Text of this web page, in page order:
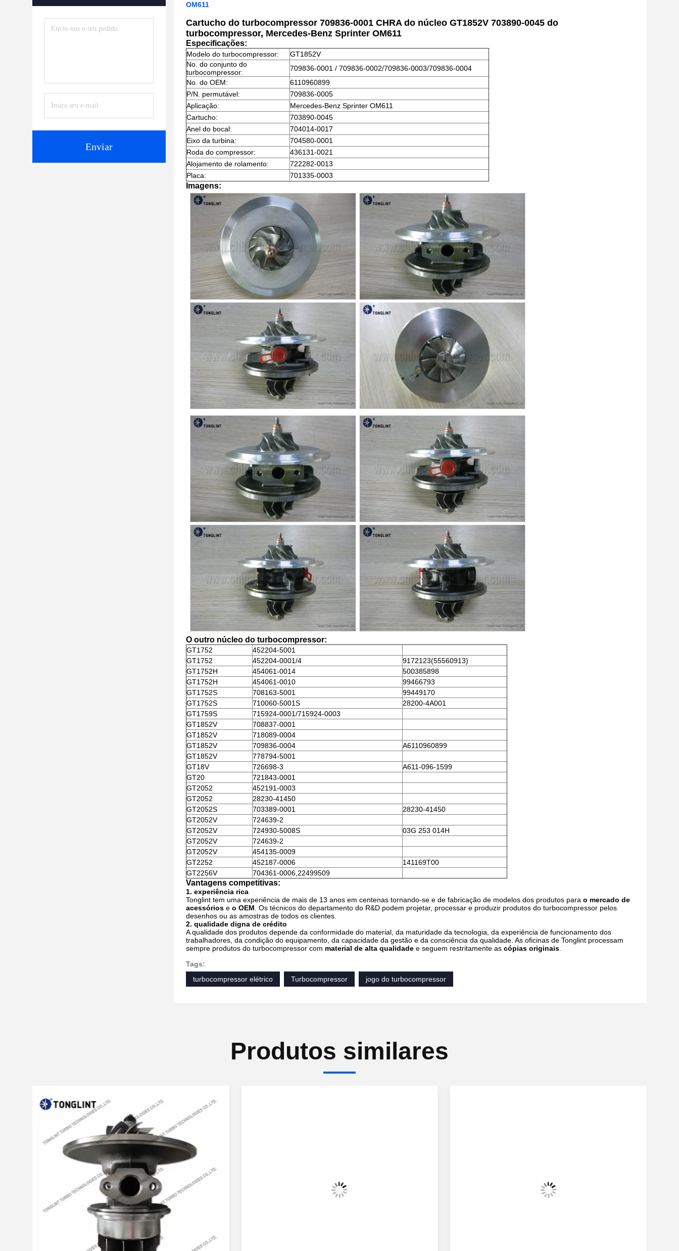
Enviar
OM611
Cartucho do turbocompressor 709836-0001 CHRA do núcleo GT1852V 703890-0045 do
turbocompressor, Mercedes-Benz Sprinter OM611
Especificações:
Modelo do turbocompressor:
GT1852V
No. do conjunto do
turbocompressor:
709836-0001 / 709836-0002/709836-0003/709836-0004
No. do OEM:
6110960899
P/N. permutável:
709836-0005
Aplicação:
Mercedes-Benz Sprinter OM611
Cartucho:
703890-0045
Anel do bocal:
704014-0017
Eixo da turbina:
704580-0001
Roda do compressor:
436131-0021
Alojamento de rolamento:
722282-0013
Placa:
701335-0003
Imagens:
O outro núcleo do turbocompressor:
GT1752
452204-5001
GT1752
452204-0001/4
9172123(55560913)
GT1752H
454061-0014
500385898
GT1752H
454061-0010
99466793
GT1752S
708163-5001
99449170
GT1752S
710060-5001S
28200-4A001
GT1759S
715924-0001/715924-0003
GT1852V
708837-0001
GT1852V
718089-0004
GT1852V
709836-0004
A6110960899
GT1852V
778794-5001
GT18V
726698-3
A611-096-1599
GT20
721843-0001
GT2052
452191-0003
GT2052
28230-41450
GT2052S
703389-0001
28230-41450
GT2052V
724639-2
GT2052V
724930-5008S
03G 253 014H
GT2052V
724639-2
GT2052V
454135-0009
GT2252
452187-0006
141169T00
GT2256V
704361-0006,22499509
Vantagens competitivas:
1. experiência rica
Tonglint tem uma experiência de mais de 13 anos em centenas tornando-se e de fabricação de modelos dos produtos para o mercado de
acessórios e o OEM . Os técnicos do departamento do R&D podem projetar, processar e produzir produtos do turbocompressor pelos
desenhos ou as amostras de todos os clientes.
2. qualidade digna de crédito
A qualidade dos produtos depende da conformidade do material, da maturidade da tecnologia, da experiência de funcionamento dos
trabalhadores, da condição do equipamento, da capacidade da gestão e da consciência da qualidade. As oficinas de Tonglint processam
sempre produtos do turbocompressor com material de alta qualidade e seguem restritamente as cópias originais
Tags:
turbocompressor elétrico
Turbocompressor jogo do turbocompressor
Produtos similares